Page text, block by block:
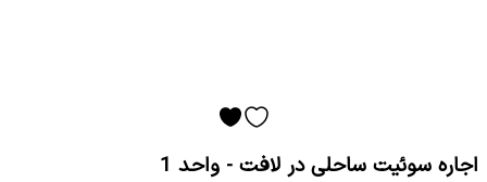
اجاره سوئیت ساحلی در لافت - واحد 1